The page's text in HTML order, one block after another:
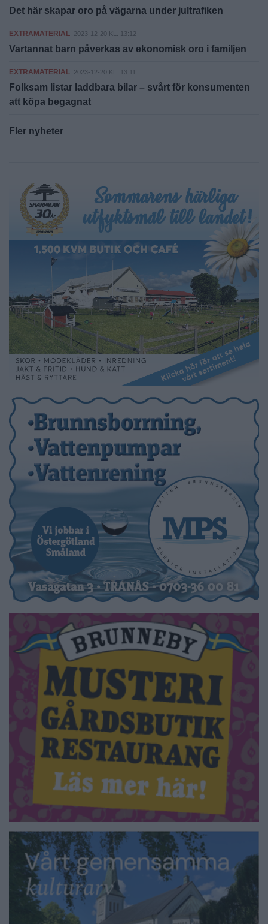
Det här skapar oro på vägarna under jultrafiken
EXTRAMATERIAL 2023-12-20 KL. 13:12
Vartannat barn påverkas av ekonomisk oro i familjen
EXTRAMATERIAL 2023-12-20 KL. 13:11
Folksam listar laddbara bilar – svårt för konsumenten
att köpa begagnat
Fler nyheter